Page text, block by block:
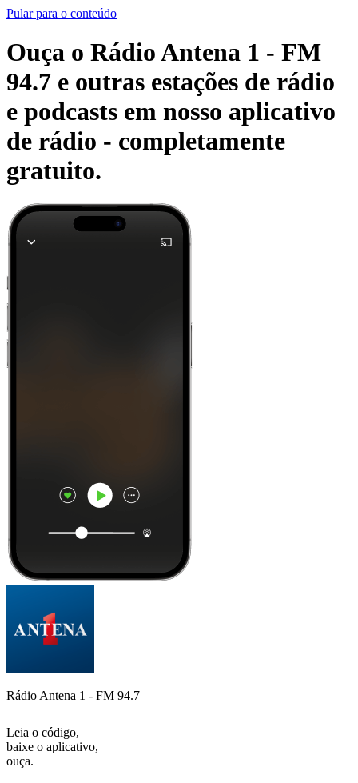
Pular para o conteúdo
Ouça o Rádio Antena 1 - FM
94.7 e outras estações de rádio
e podcasts em nosso aplicativo
de rádio - completamente
gratuito.
Rádio Antena 1 - FM 94.7
Leia o código,
baixe o aplicativo,
ouça.